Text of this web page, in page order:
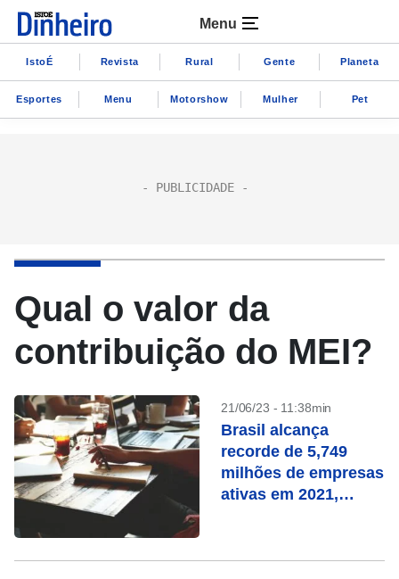
Menu
IstoÉ Revista Rural Gente Planeta
Esportes Menu Motorshow Mulher Pet
Qual o valor da
contribuição do MEI?
21/06/23 - 11:38min
Brasil alcança
recorde de 5,749
milhões de empresas
ativas em 2021,